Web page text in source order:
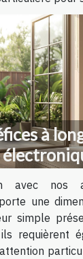
à
animaux
avec nos
une
simple
requièrent